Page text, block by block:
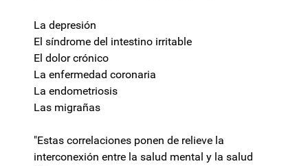
La depresión
El síndrome del intestino irritable
El dolor crónico
La enfermedad coronaria
La endometriosis
Las migrañas
"Estas correlaciones ponen de relieve la
interconexión entre la salud mental y la salud